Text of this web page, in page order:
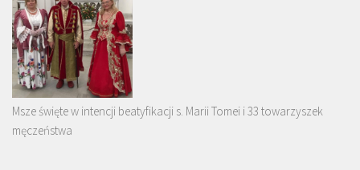
Msze święte w intencji beatyfikacji s. Marii Tomei i 33 towarzyszek
męczeństwa